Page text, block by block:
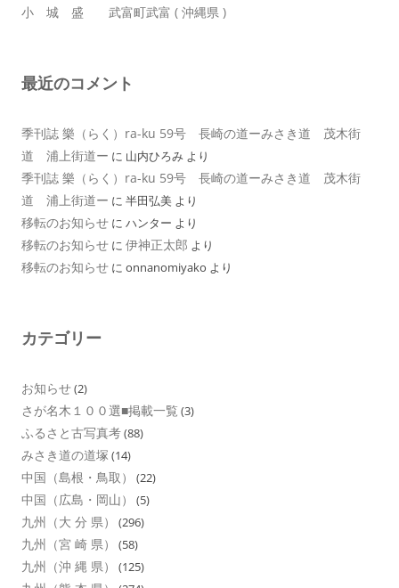
小 城 盛 武富町武富 ( 沖縄県 )
最近のコメント
季刊誌 樂（らく）ra-ku 59号 長崎の道ーみさき道 茂木街
道 浦上街道ー に 山内ひろみ より
季刊誌 樂（らく）ra-ku 59号 長崎の道ーみさき道 茂木街
道 浦上街道ー に 半田弘美 より
移転のお知らせ に ハンター より
移転のお知らせ に 伊神正太郎 より
移転のお知らせ に onnanomiyako より
カテゴリー
お知らせ(2)
さが名木１００選■掲載一覧 (3)
ふるさと古写真考(88)
みさき道の道塚 (14)
中国（島根・鳥取） (22)
中国（広島・岡山） (5)
九州（大 分 県） (296)
九州（宮 崎 県） (58)
九州（沖 縄 県） (125)